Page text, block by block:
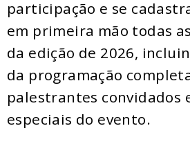
participação e se
em primeira mão todas
da edição de 2026,
da programação
palestrantes convidados
especiais do evento.